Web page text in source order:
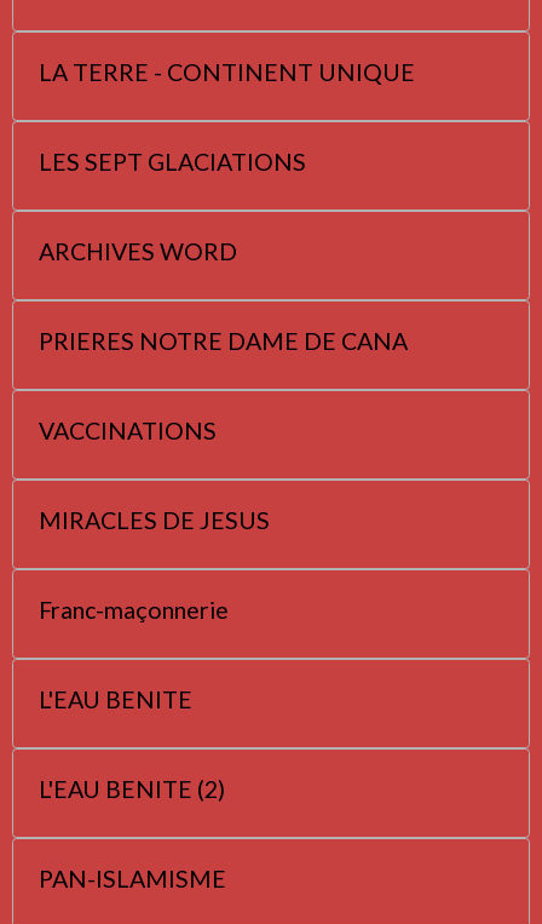
LA TERRE - CONTINENT UNIQUE
LES SEPT GLACIATIONS
ARCHIVES WORD
PRIERES NOTRE DAME DE CANA
VACCINATIONS
MIRACLES DE JESUS
Franc-maçonnerie
L'EAU BENITE
L'EAU BENITE (2)
PAN-ISLAMISME